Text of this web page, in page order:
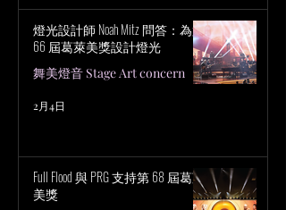
燈光設計師 Noah Mitz 問答：為第
66 屆葛萊美獎設計燈光
舞美燈音 Stage Art concern
2月4日
Full Flood 與 PRG 支持第 68 屆葛萊
美獎